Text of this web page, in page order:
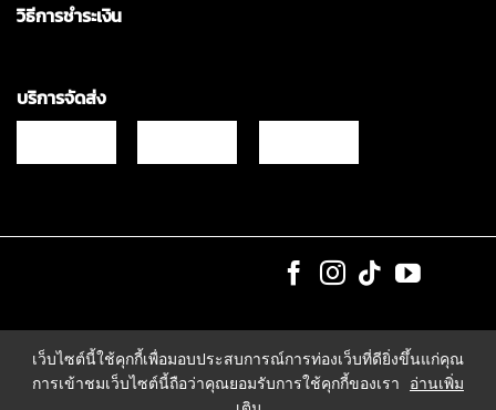
วิธีการชำระเงิน
บริการจัดส่ง
เว็บไซต์นี้ใช้คุกกี้เพื่อมอบประสบการณ์การท่องเว็บที่ดียิ่งขึ้นแก่คุณ
การเข้าชมเว็บไซต์นี้ถือว่าคุณยอมรับการใช้คุกกี้ของเรา
อ่านเพิ่ม